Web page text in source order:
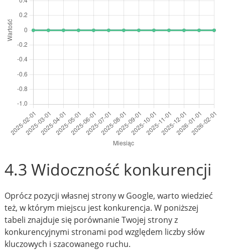
4.3 Widoczność konkurencji
Oprócz pozycji własnej strony w Google, warto wiedzieć
też, w którym miejscu jest konkurencja. W poniższej
tabeli znajduje się porównanie Twojej strony z
konkurencyjnymi stronami pod względem liczby słów
kluczowych i szacowanego ruchu.